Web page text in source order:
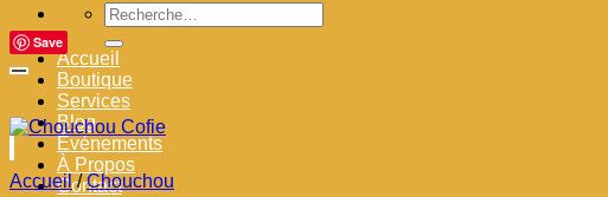
Recherche
pour :
Accueil
Boutique
Services
Blog
Événements
À Propos
Contact
Save
Accueil / Chouchou